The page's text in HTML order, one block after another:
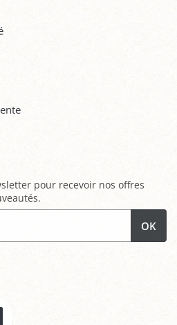
pour recevoir nos offres
OK